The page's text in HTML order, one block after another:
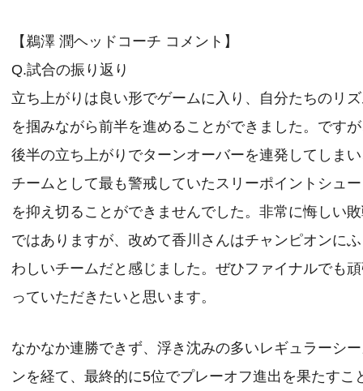
【鵜澤 潤ヘッドコーチ コメント】
Q.試合の振り返り
立ち上がりは良い形でゲームに入り、自分たちのリ
を掴みながら前半を進めることができました。です
後半の立ち上がりでターンオーバーを連発してしま
チームとして最も警戒していたスリーポイントシュ
を抑え切ることができませんでした。非常に悔しい
ではありますが、改めて香川さんはチャンピオンに
わしいチームだと感じました。ぜひファイナルでも
っていただきたいと思います。
なかなか連勝できず、浮き沈みの多いレギュラーシ
ンを経て、最終的に5位でプレーオフ進出を果たすこ